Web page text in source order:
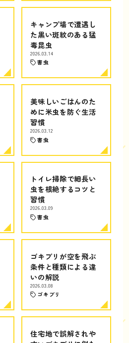
キャンプ場で遭遇し
た黒い斑紋のある猛
毒昆虫
2026.03.14
害虫
美味しいごはんのた
めに米虫を防ぐ生活
習慣
2026.03.12
害虫
トイレ掃除で細長い
虫を根絶するコツと
習慣
2026.03.09
害虫
ゴキブリが空を飛ぶ
条件と種類による違
いの解説
2026.03.08
ゴキブリ
住宅地で誤解されや